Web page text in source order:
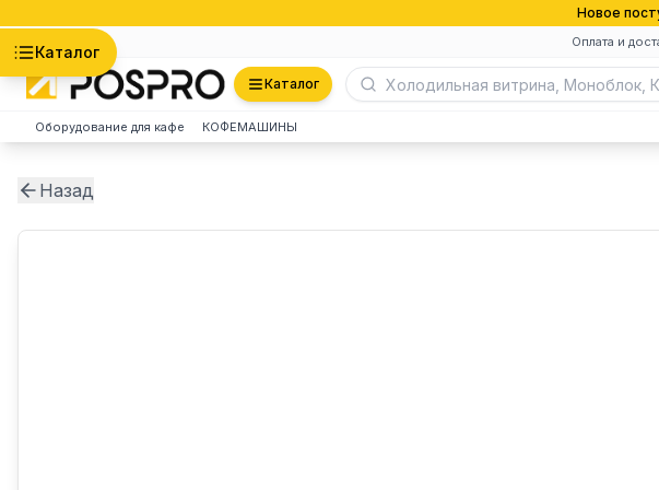
Новое
Оплата и
Каталог
Каталог
Оборудование для кафе КОФЕМАШИНЫ
Назад